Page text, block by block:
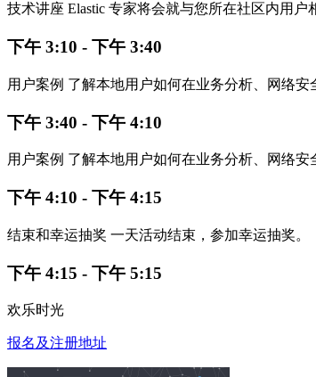
技术讲座 Elastic 专家将会就与您所在社区内用户
下午 3:10 - 下午 3:40
用户案例 了解本地用户如何在业务分析、网络安
下午 3:40 - 下午 4:10
用户案例 了解本地用户如何在业务分析、网络安
下午 4:10 - 下午 4:15
结束和幸运抽奖 一天活动结束，参加幸运抽奖。
下午 4:15 - 下午 5:15
欢乐时光
报名及注册地址